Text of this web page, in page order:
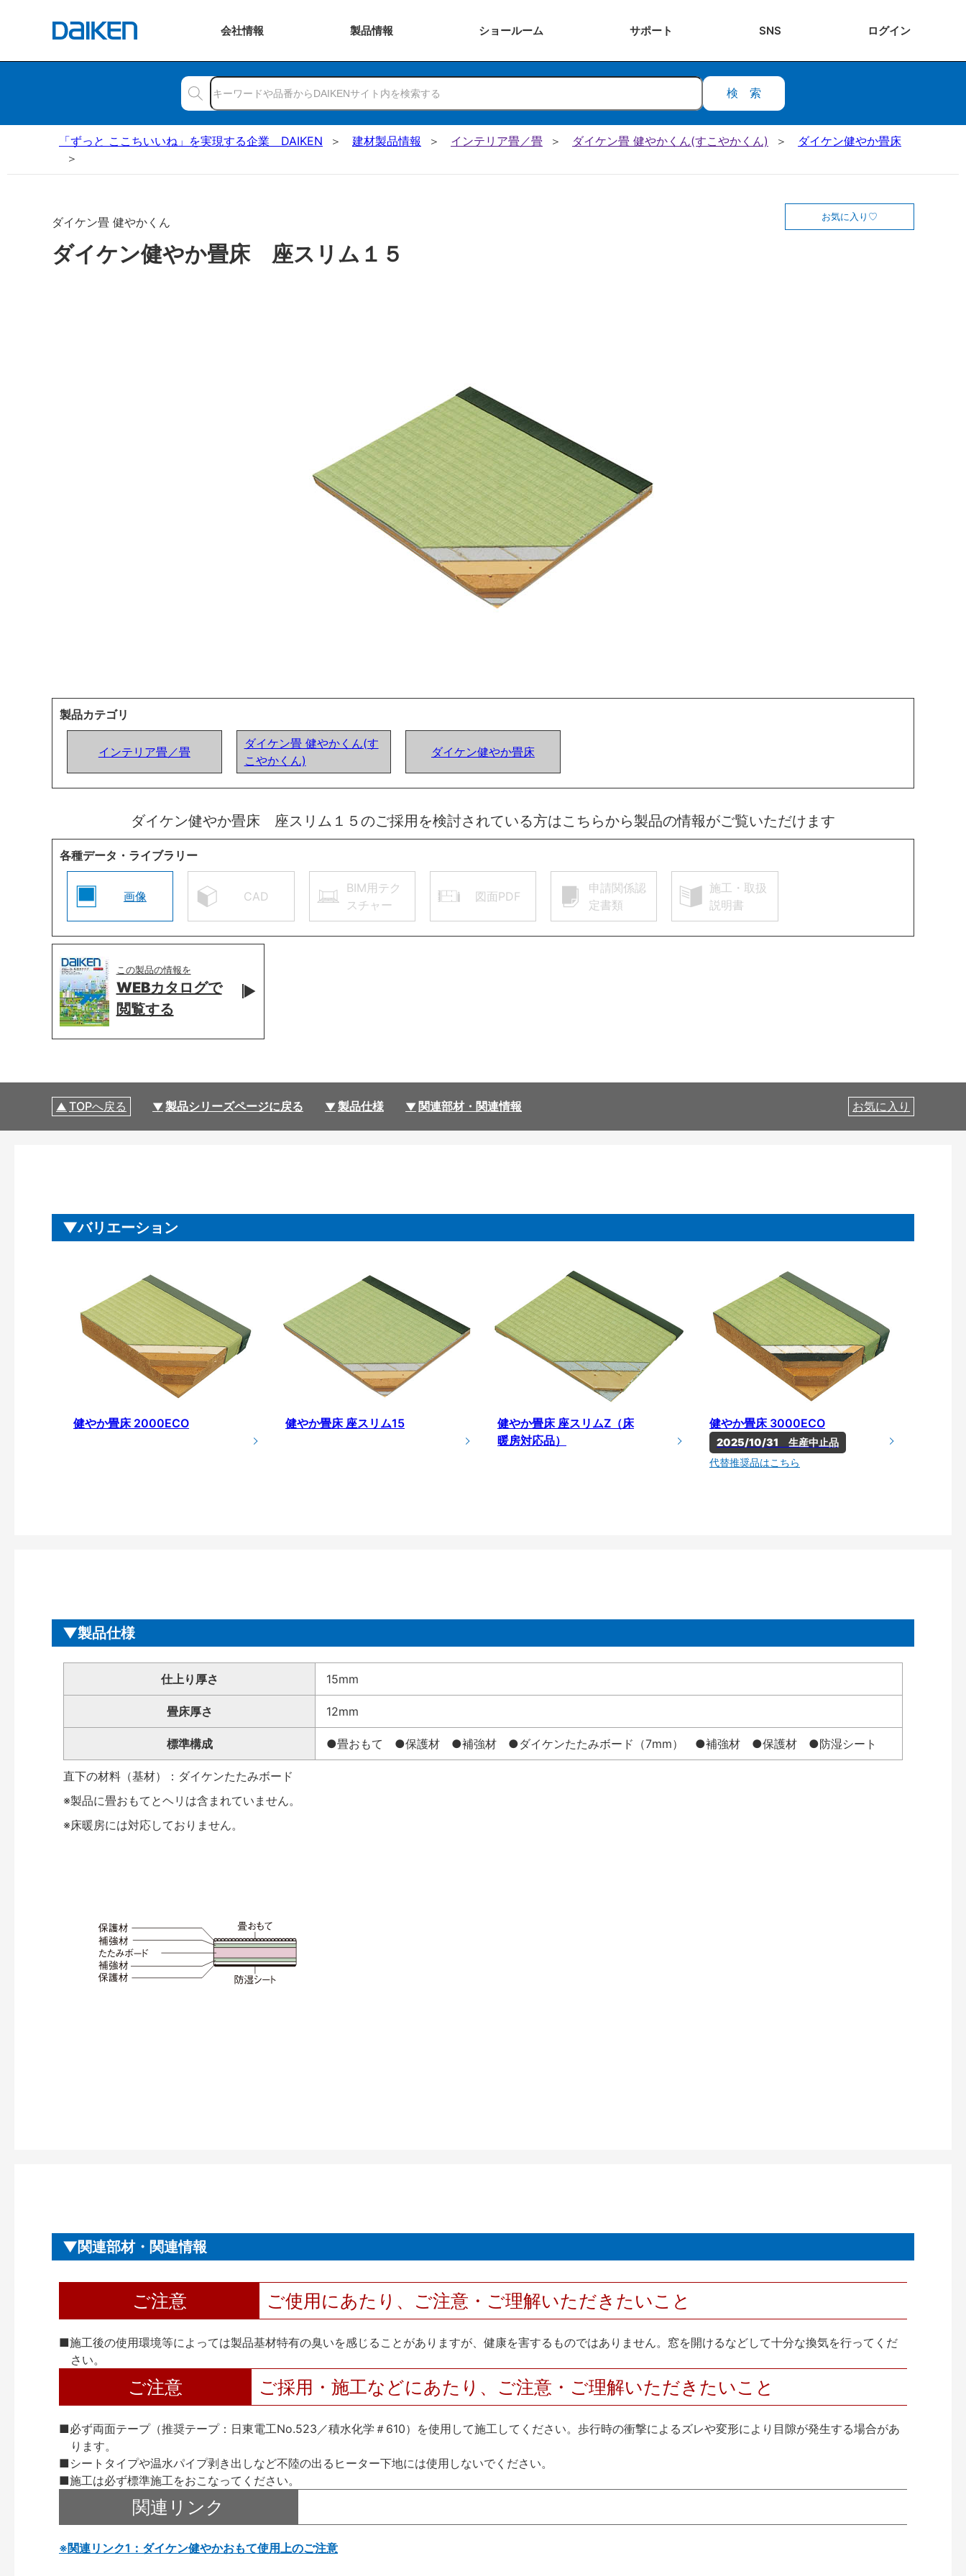
会社情報 製品情報 ショールーム サポート SNS ログイン
検索
「ずっと ここちいいね」を実現する企業 DAIKEN 建材製品情報 インテリア畳／畳 ダイケン畳 健やかくん(すこやかくん) ダイケン健やか畳床
ダイケン畳 健やかくん
ダイケン健やか畳床 座スリム１５
お気に入り
製品カテゴリ
インテリア畳／畳
ダイケン畳 健やかくん(す
こやかくん)
ダイケン健やか畳床
ダイケン健やか畳床 座スリム１５のご採用を検討されている方はこちらから製品の情報がご覧いただけます
各種データ・ライブラリー
画像 CAD
BIM用テク
スチャー
図面PDF
申請関係認
定書類
施工・取扱
説明書
この製品の情報を
WEBカタログで
閲覧する
TOPへ戻る 製品シリーズページに戻る 製品仕様 関連部材・関連情報 お気に入り
バリエーション
健やか畳床 2000ECO 健やか畳床 座スリム15
健やか畳床 座スリムZ（床
暖房対応品）
健やか畳床 3000ECO
2025/10/31　生産中止品
代替推奨品はこちら
製品仕様
仕上り厚さ 15mm
畳床厚さ 12mm
標準構成 ●畳おもて ●保護材 ●補強材 ●ダイケンたたみボード（7mm） ●補強材 ●保護材 ●防湿シート
直下の材料（基材）：ダイケンたたみボード
※製品に畳おもてとヘリは含まれていません。
※床暖房には対応しておりません。
関連部材・関連情報
ご注意 ご使用にあたり、ご注意・ご理解いただきたいこと
■施工後の使用環境等によっては製品基材特有の臭いを感じることがありますが、健康を害するものではありません。窓を開けるなどして十分な換気を行ってくだ
さい。
ご注意 ご採用・施工などにあたり、ご注意・ご理解いただきたいこと
■必ず両面テープ（推奨テープ：日東電工No.523／積水化学＃610）を使用して施工してください。歩行時の衝撃によるズレや変形により目隙が発生する場合があ
ります。
■シートタイプや温水パイプ剥き出しなど不陸の出るヒーター下地には使用しないでください。
■施工は必ず標準施工をおこなってください。
関連リンク
※関連リンク1：ダイケン健やかおもて使用上のご注意